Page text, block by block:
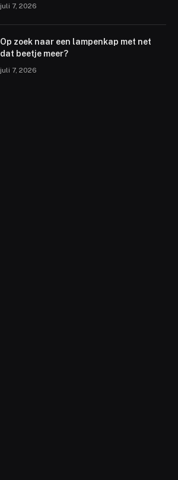
juli 7, 2026
Op zoek naar een lampenkap met net
dat beetje meer?
juli 7, 2026